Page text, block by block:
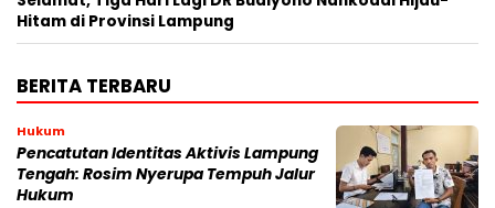
Hitam di Provinsi Lampung
BERITA TERBARU
Hukum
Pencatutan Identitas Aktivis Lampung
Tengah: Rosim Nyerupa Tempuh Jalur
Hukum